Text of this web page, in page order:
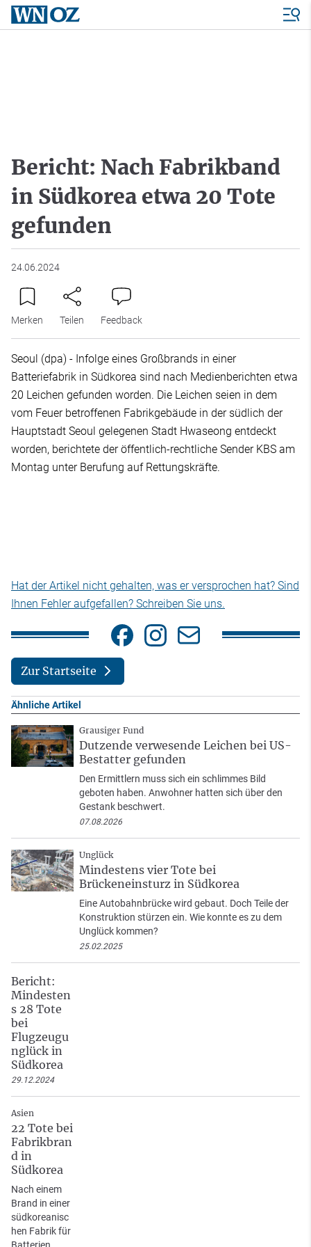
Bericht: Nach Fabrikband
in Südkorea etwa 20 Tote
gefunden
24.06.2024
Merken Teilen Feedback
Seoul (dpa) - Infolge eines Großbrands in einer
Batteriefabrik in Südkorea sind nach Medienberichten etwa
20 Leichen gefunden worden. Die Leichen seien in dem
vom Feuer betroffenen Fabrikgebäude in der südlich der
Hauptstadt Seoul gelegenen Stadt Hwaseong entdeckt
worden, berichtete der öffentlich-rechtliche Sender KBS am
Montag unter Berufung auf Rettungskräfte.
Hat der Artikel nicht gehalten, was er versprochen hat? Sind
Ihnen Fehler aufgefallen? Schreiben Sie uns.
Zur Startseite
Ähnliche Artikel
Grausiger Fund
Dutzende verwesende Leichen bei US-
Bestatter gefunden
Den Ermittlern muss sich ein schlimmes Bild
geboten haben. Anwohner hatten sich über den
Gestank beschwert.
07.08.2026
Unglück
Mindestens vier Tote bei
Brückeneinsturz in Südkorea
Eine Autobahnbrücke wird gebaut. Doch Teile der
Konstruktion stürzen ein. Wie konnte es zu dem
Unglück kommen?
25.02.2025
Bericht:
Mindesten
s 28 Tote
bei
Flugzeugu
nglück in
Südkorea
29.12.2024
Asien
22 Tote bei
Fabrikbran
d in
Südkorea
Nach einem
Brand in einer
südkoreanisc
hen Fabrik für
Batterien